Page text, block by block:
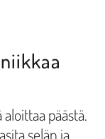
päästä.
selän ja